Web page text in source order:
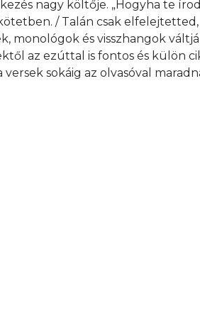
nagy költője. „Hogyha te
/ Talán csak
monológok és visszhangok
az ezúttal is fontos és külön
sokáig az olvasóval